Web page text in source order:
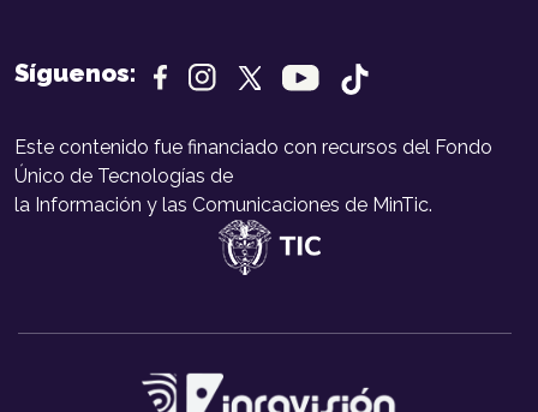
Síguenos:
Este contenido fue financiado con recursos del Fondo
Único de Tecnologías de
la Información y las Comunicaciones de MinTic.